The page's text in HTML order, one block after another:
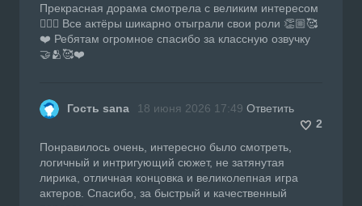
Прекрасная дорама смотрела с великим интересом
👍🏼🔥 Все актёры шикарно отыграли свои роли 👏🏼🥰
❤️ Ребятам огромное спасибо за классную озвучку
🤝🫂🥰❤️
Гость sana 18 июня 2026 17:49 Ответить
2
Понравилось очень, интересно было смотреть,
логичный и интригующий сюжет, не затянутая
лирика, отличная концовка и великолепная игра
актеров. Спасибо, за быстрый и качественный